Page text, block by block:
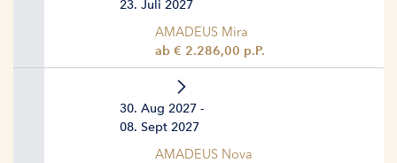
23. Juli 2027
AMADEUS Mira
ab € 2.286,00 p.P.
30. Aug 2027 -
08. Sept 2027
AMADEUS Nova